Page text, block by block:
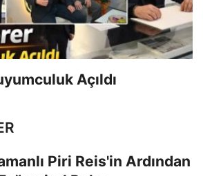
Açıldı
Piri Reis'in Ardından